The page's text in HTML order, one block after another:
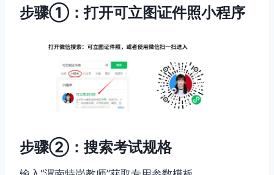
步骤①：打开可立图证件照小程序
步骤②：搜索考试规格